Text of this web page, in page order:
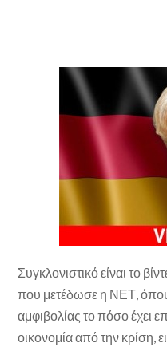
Συγκλονιστικό είναι το
που μετέδωσε η ΝΕΤ,
αμφιβολίας το πόσο έχει
οικονομία από την κρίση,